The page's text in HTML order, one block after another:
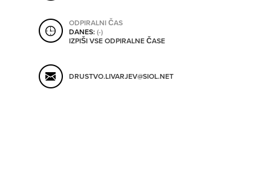
ODPIRALNI ČAS
DANES:(-)
IZPIŠI VSE ODPIRALNE ČASE
DRUSTVO.LIVARJEV@SIOL.NET